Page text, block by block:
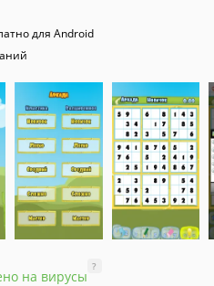
для Android
на вирусы
?